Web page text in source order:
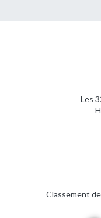
Les
Classement